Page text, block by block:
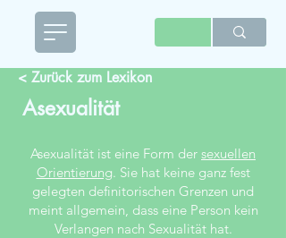
< Zurück zum Lexikon
Asexualität
Asexualität ist eine Form der sexuellen
Orientierung. Sie hat keine ganz fest
gelegten definitorischen Grenzen und
meint allgemein, dass eine Person kein
Verlangen nach Sexualität hat.